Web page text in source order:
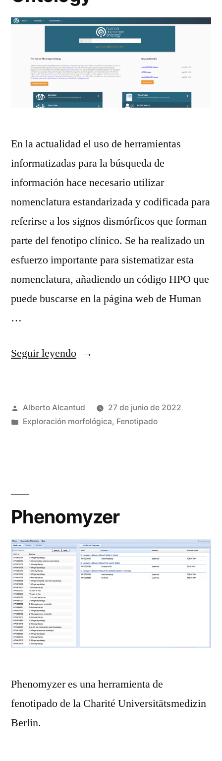
En la actualidad el uso de herramientas
informatizadas para la búsqueda de
información hace necesario utilizar
nomenclatura estandarizada y codificada para
referirse a los signos dismórficos que forman
parte del fenotipo clínico. Se ha realizado un
esfuerzo importante para sistematizar esta
nomenclatura, añadiendo un código HPO que
puede buscarse en la página web de Human
…
Seguir leyendo«Human
Publicado
por
Alberto Alcantud
27 de junio de 2022
Publicado
Exploración morfológica, Fenotipado
Phenomyzer
Phenomyzer es una herramienta de
fenotipado de la Charité Universitätsmedizin
Berlin.